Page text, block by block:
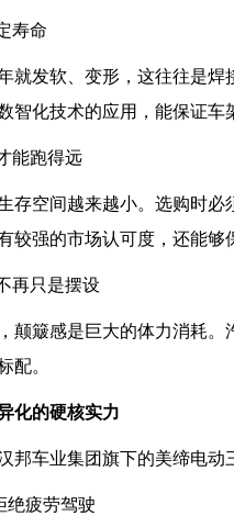
寿命
就发软、变形，这往往是
智化技术的应用，能保证车
能跑得远
存空间越来越小。选购时
较强的市场认可度，还能够
再只是摆设
颠簸感是巨大的体力消耗
配。
化的硬核实力
邦车业集团旗下的美缔电动
绝疲劳驾驶